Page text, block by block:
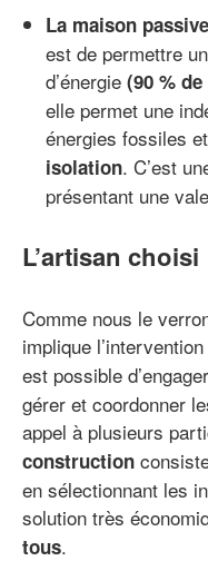
La maison passive
est de permettre
d’énergie (90 %
elle permet une
énergies fossiles
isolation. C’est
présentant une
L’artisan choisi
Comme nous le
implique
est possible
gérer et coordonner
appel à plusieurs
construction
en sélectionnant les
solution très
tous.